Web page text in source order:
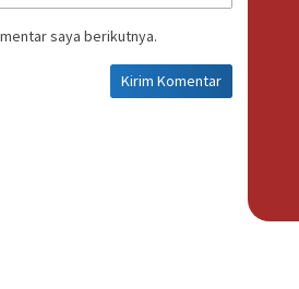
saya berikutnya.